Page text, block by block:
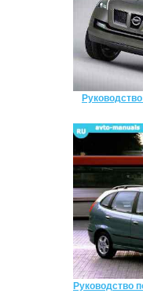
Руководство